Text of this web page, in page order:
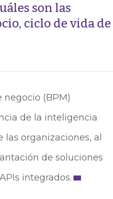
son las
ciclo de vida de
negocio (BPM)
de la inteligencia
organizaciones, al
de soluciones
integrados.